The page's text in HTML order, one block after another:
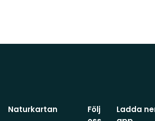
Naturkartan
Följ
Ladda